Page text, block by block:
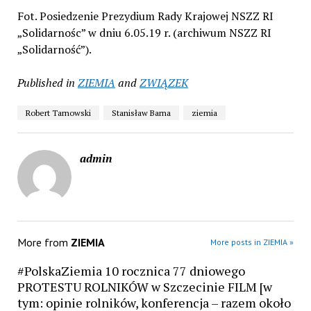
Fot. Posiedzenie Prezydium Rady Krajowej NSZZ RI
„Solidarnośc” w dniu 6.05.19 r. (archiwum NSZZ RI
„Solidarność”).
Published in ZIEMIA andZWIĄZEK
Robert Tarnowski Stanisław Barna ziemia
admin
More from ZIEMIA More posts in ZIEMIA »
#PolskaZiemia 10 rocznica 77 dniowego
PROTESTU ROLNIKÓW w Szczecinie FILM [w
tym: opinie rolników, konferencja – razem około